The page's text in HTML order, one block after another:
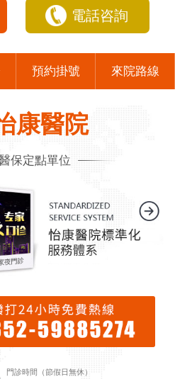
電話咨詢
預約掛號 來院路線
康醫院
保定點單位
門診時間（節假日無休）